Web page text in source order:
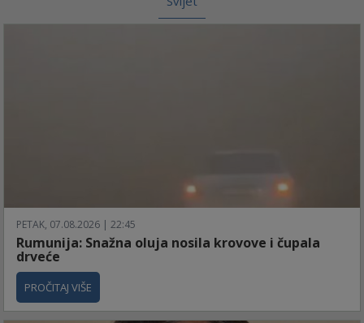
PETAK, 07.08.2026 | 22:45
Rumunija: Snažna oluja nosila krovove i čupala
drveće
PROČITAJ VIŠE